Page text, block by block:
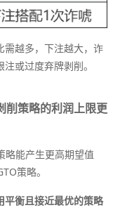
需越多，下注越大，诈
或过度弃牌剥削。
削策略的利润上限更
略能产生更高期望值
策略。
平衡且接近最优的策略